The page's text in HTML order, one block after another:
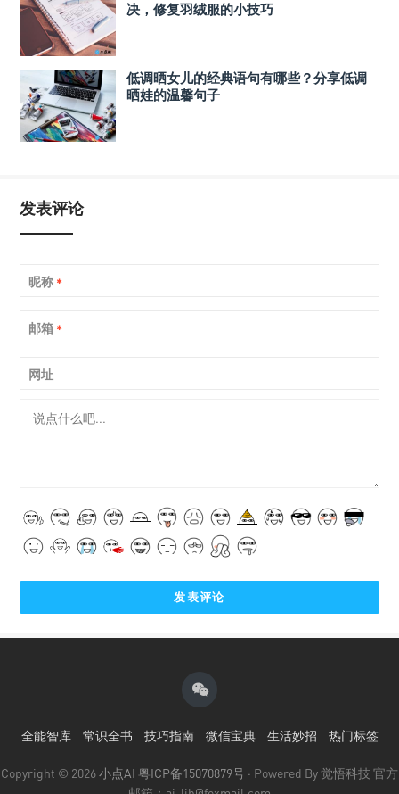
决，修复羽绒服的小技巧
低调晒女儿的经典语句有哪些？分享低调
晒娃的温馨句子
发表评论
昵称 *
邮箱 *
网址
全能智库 常识全书 技巧指南 微信宝典 生活妙招 热门标签
Copyright © 2026小点AI 粤ICP备15070879号 · Powered By 觉悟科技 官方